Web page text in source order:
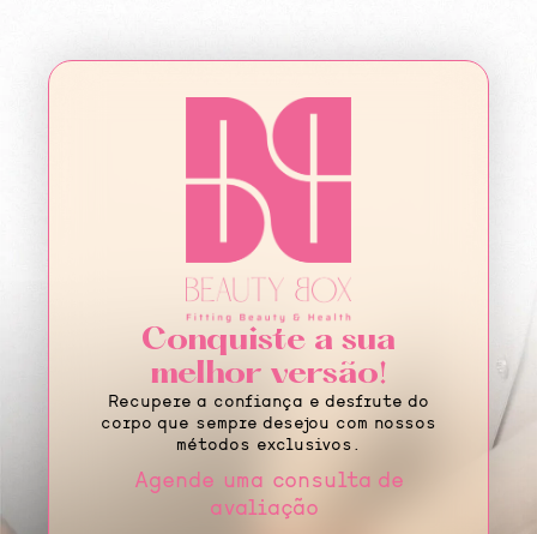
Conquiste a sua
melhor versão!
Recupere a confiança e desfrute do
corpo que sempre desejou com nossos
métodos exclusivos.
Agende uma consulta de
avaliação